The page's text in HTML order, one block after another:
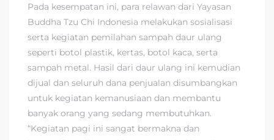
Pada kesempatan ini, para relawan dari Yayasan
Buddha Tzu Chi Indonesia melakukan sosialisasi
serta kegiatan pemilahan sampah daur ulang
seperti botol plastik, kertas, botol kaca, serta
sampah metal. Hasil dari daur ulang ini kemudian
dijual dan seluruh dana penjualan disumbangkan
untuk kegiatan kemanusiaan dan membantu
banyak orang yang sedang membutuhkan.
“Kegiatan pagi ini sangat bermakna dan